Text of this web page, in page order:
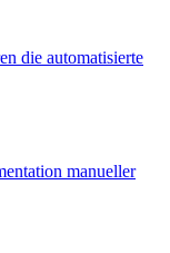
die automatisierte
manueller